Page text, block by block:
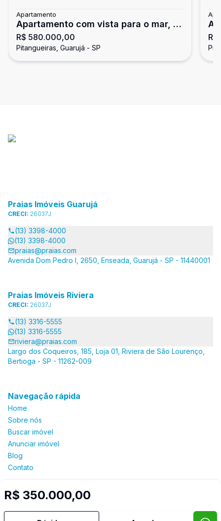
Apartamento
Apartamento com vista para o mar, 3
dormitórios, Pitangueiras, Guarujá
R$ 580.000,00
Pitangueiras, Guarujá - SP
R$ 350.000,00
Praias Imóveis Guarujá
CRECI: 26037J
(13) 3398-4000
(13) 3398-4000
praias@praias.com
Avenida Dom Pedro I, 2650, Enseada, Guarujá - SP - 11440001
Praias Imóveis Riviera
CRECI: 26037J
(13) 3316-5555
(13) 3316-5555
riviera@praias.com
Largo dos Coqueiros, 185, Loja 01, Riviera de São Lourenço,
Bertioga - SP - 11262-009
Navegação rápida
Home
Sobre nós
Buscar imóvel
Anunciar imóvel
Blog
Contato
Selo de Tecnologia Loft